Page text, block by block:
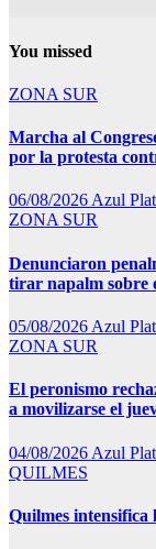
You missed
ZONA SUR
Marcha al
por la protesta
06/08/2026Azul
ZONA SUR
Denunciaron
tirar napalm sobre
05/08/2026 Azul
ZONA SUR
El peronismo
a movilizarse el
04/08/2026 Azul
QUILMES
Quilmes intensifica